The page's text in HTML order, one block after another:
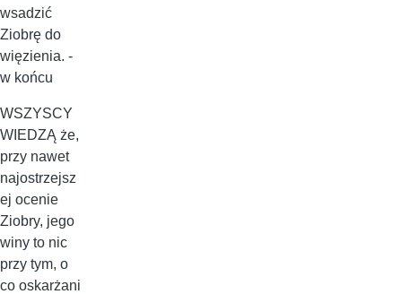
wsadzić
Ziobrę do
więzienia. -
w końcu
WSZYSCY
WIEDZĄ że,
przy nawet
najostrzejsz
ej ocenie
Ziobry, jego
winy to nic
przy tym, o
co oskarżani